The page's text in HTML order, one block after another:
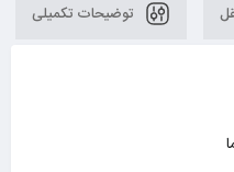
توضیحات تکمیلی